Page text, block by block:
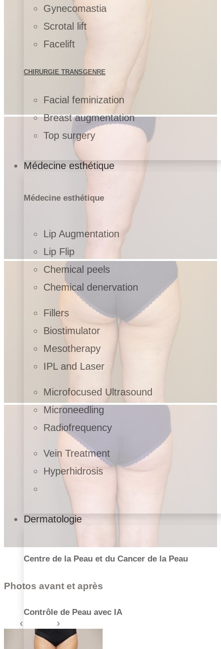
Gynecomastia
Scrotal lift
Facelift
CHIRURGIE TRANSGENRE
Facial feminization
Breast augmentation
Top surgery
Médecine esthétique
Médecine esthétique
Lip Augmentation
Lip Flip
Chemical peels
Chemical denervation
Fillers
Biostimulator
Mesotherapy
IPL and Laser
Microfocused Ultrasound
Microneedling
Radiofrequency
Vein Treatment
Hyperhidrosis
Dermatologie
Centre de la Peau et du Cancer de la Peau
Contrôle de Peau avec IA
Photos avant et après